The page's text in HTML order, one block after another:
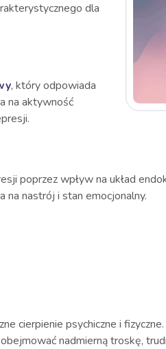
dla
, który odpowiada
na aktywność
poprzez wpływ na układ
na nastrój i stan emocjonalny.
cierpienie psychiczne i
nadmierną troskę,